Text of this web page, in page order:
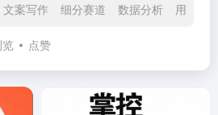
文案写作 细分赛道 数据分析 用户心
点赞